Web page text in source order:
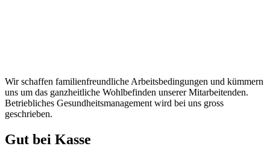
Wir schaffen familienfreundliche Arbeitsbedingungen und kümmern
uns um das ganzheitliche Wohlbefinden unserer Mitarbeitenden.
Betriebliches Gesundheitsmanagement wird bei uns gross
geschrieben.
Gut bei Kasse